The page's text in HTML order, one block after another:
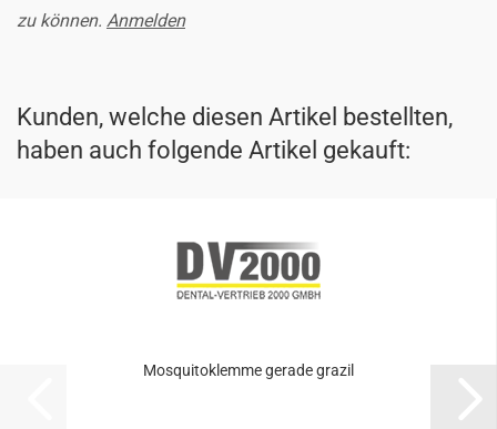
zu können. Anmelden
Kunden, welche diesen Artikel bestellten,
haben auch folgende Artikel gekauft:
Mos­qui­to­klem­me ge­ra­de gra­zil